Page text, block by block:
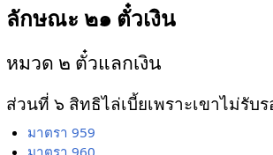
ลักษณะ ๒๑ ตั๋วเงิน
หมวด ๒ ตั๋วแลกเงิน
ส่วนที่ ๖ สิทธิไล่เบี้ยเพราะเขาไม่รับร
มาตรา 959
มาตรา 960